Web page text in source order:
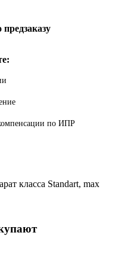
по ИПР
класса Standart, max